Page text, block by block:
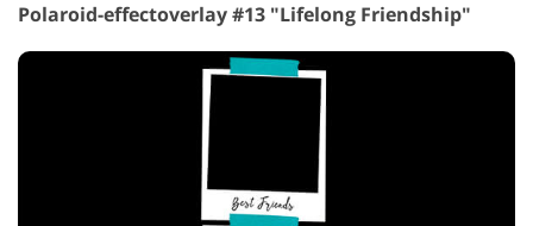
Polaroid-effectoverlay #13 "Lifelong Friendship"